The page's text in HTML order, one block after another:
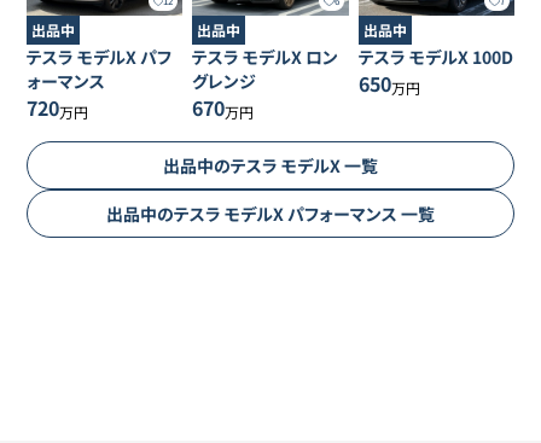
出品中
テスラ モデルX パフ
ォーマンス
720万円
出品中
テスラ モデルX ロン
グレンジ
670万円
出品中
テスラ モデルX 100D
650万円
出品中のテスラ モデルX一覧
出品中のテスラ モデルX パフォーマンス 一覧